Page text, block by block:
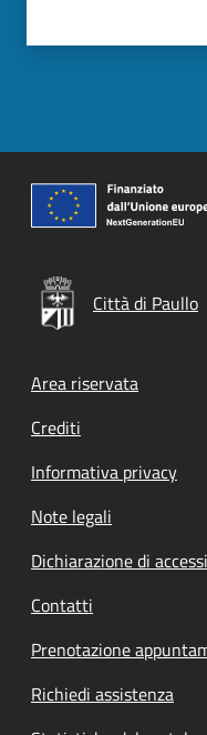
Città di Paullo
Footer menu
Area riservata
Crediti
Informativa privacy
Note legali
Dichiarazione di
Contatti
Prenotazione
Richiedi assistenza